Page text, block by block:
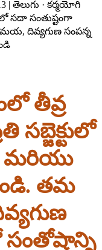
| తెలుగు · కర్మయోగి
సదా సంతుష్టంగా
దివ్యగుణ సంపన్న
తీవ్ర
సబ్జెక్టులో
మరియు
తమ
సంతోషాన్ని